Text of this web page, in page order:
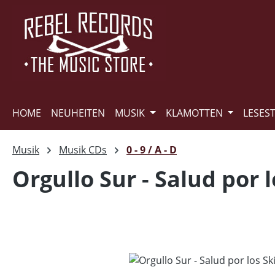
Hauptinhalt springen
Zur Suche springen
Zur Hauptnavigation springen
HOME NEUHEITEN MUSIK KLAMOTTEN
Musik Musik CDs 0 - 9 / A - D
Orgullo Sur - Salud por
Bildergalerie überspringen